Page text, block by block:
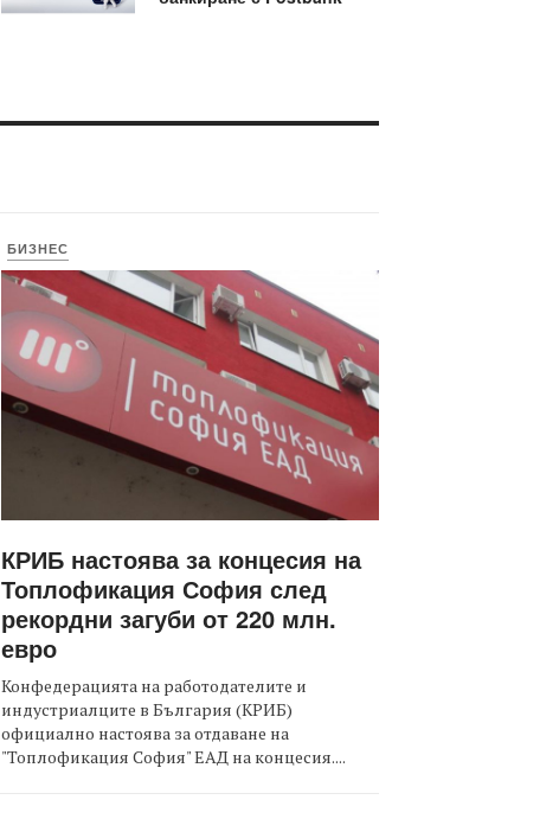
БИЗНЕС
КРИБ настоява за концесия на
Топлофикация София след
рекордни загуби от 220 млн.
евро
Конфедерацията на работодателите и
индустриалците в България (КРИБ)
официално настоява за отдаване на
"Топлофикация София" ЕАД на концесия....